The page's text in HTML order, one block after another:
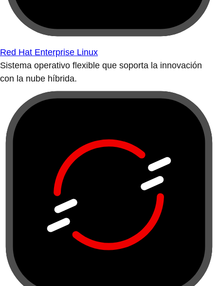
Red Hat Enterprise Linux
Sistema operativo flexible que soporta la innovación
con la nube híbrida.